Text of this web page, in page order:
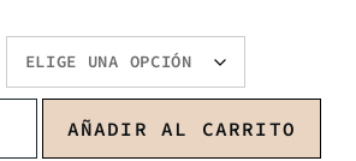
AÑADIR AL CARRITO